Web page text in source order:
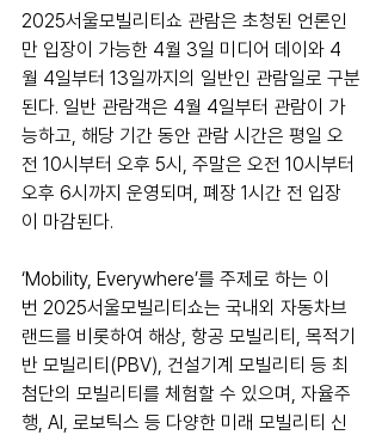
2025서울모빌리티쇼 관람은 초청된 언론인
만 입장이 가능한 4월 3일 미디어 데이와 4
월 4일부터 13일까지의 일반인 관람일로 구분
된다. 일반 관람객은 4월 4일부터 관람이 가
능하고, 해당 기간 동안 관람 시간은 평일 오
전 10시부터 오후 5시, 주말은 오전 10시부터
오후 6시까지 운영되며, 폐장 1시간 전 입장
이 마감된다.
‘Mobility, Everywhere’를 주제로 하는 이
번 2025서울모빌리티쇼는 국내외 자동차브
랜드를 비롯하여 해상, 항공 모빌리티, 목적기
반 모빌리티(PBV), 건설기계 모빌리티 등 최
첨단의 모빌리티를 체험할 수 있으며, 자율주
행, AI, 로보틱스 등 다양한 미래 모빌리티 신